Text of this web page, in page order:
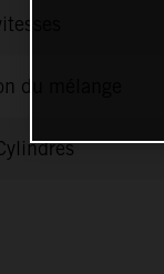
du mélange